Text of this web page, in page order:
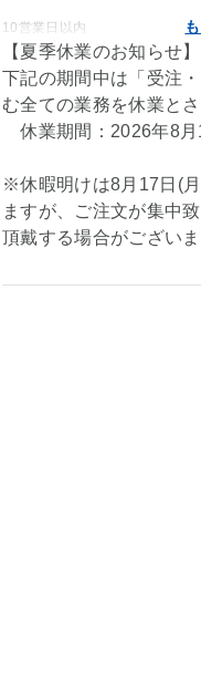
10営業日以内
【夏季休業のお知らせ】
下記の期間中は「受注
む全ての業務を休業と
休業期間：2026年8月
※休暇明けは8月17日(
ますが、ご注文が集中
頂戴する場合がございま